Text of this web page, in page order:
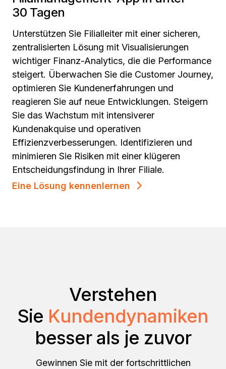
30 Tagen
Unterstützen Sie Filialleiter mit einer sicheren,
zentralisierten Lösung mit Visualisierungen
wichtiger Finanz-Analytics, die die Performance
steigert. Überwachen Sie die Customer Journey,
optimieren Sie Kundenerfahrungen und
reagieren Sie auf neue Entwicklungen. Steigern
Sie das Wachstum mit intensiverer
Kundenakquise und operativen
Effizienzverbesserungen. Identifizieren und
minimieren Sie Risiken mit einer klügeren
Entscheidungsfindung in Ihrer Filiale.
Eine Lösung kennenlernen
Verstehen
Sie Kundendynamiken
besser als je zuvor
Gewinnen Sie mit der fortschrittlichen